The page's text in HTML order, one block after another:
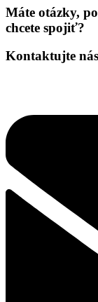
Máte otázky,
chcete spojiť?
Kontaktujte